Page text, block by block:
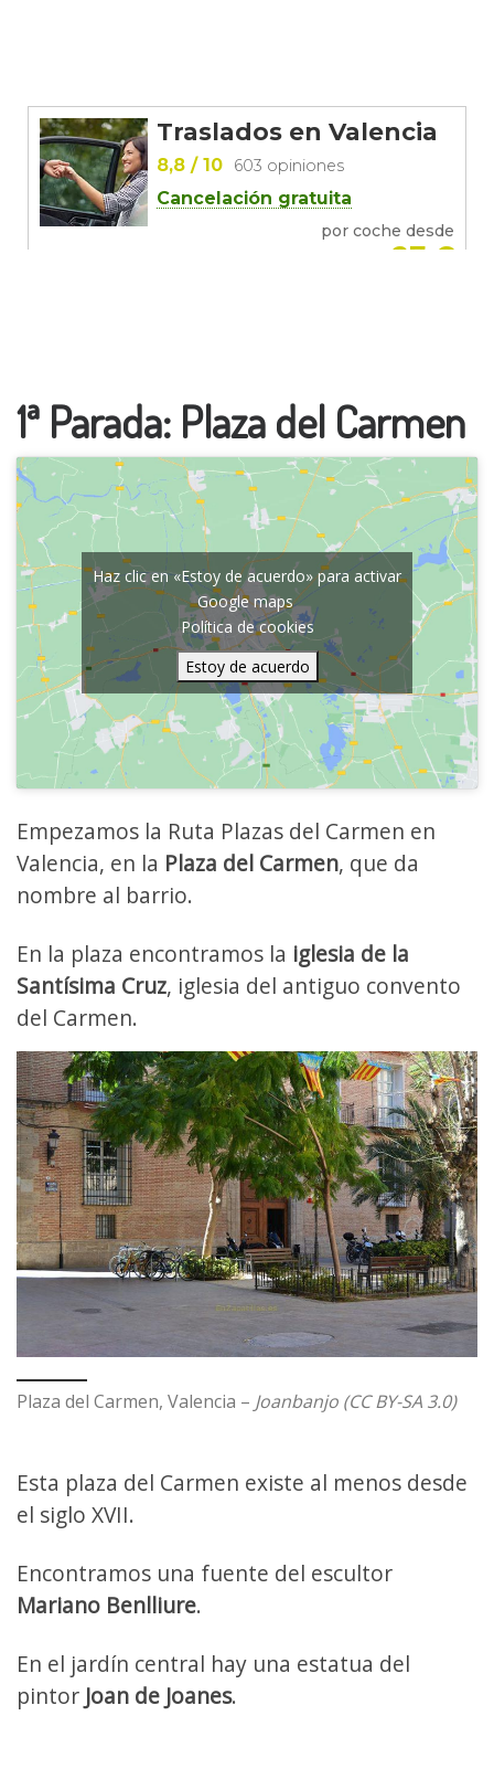
1ª Parada: Plaza del Carmen
Haz clic en «Estoy de acuerdo» para activar
Google maps
Política de cookies
Estoy de acuerdo
Empezamos la Ruta Plazas del Carmen en
Valencia, en la Plaza del Carmen, que da
nombre al barrio.
En la plaza encontramos la iglesia de la
Santísima Cruz, iglesia del antiguo convento
del Carmen.
Plaza del Carmen, Valencia – Joanbanjo (CC BY-SA 3.0)
Esta plaza del Carmen existe al menos desde
el siglo XVII.
Encontramos una fuente del escultor
Mariano Benlliure.
En el jardín central hay una estatua del
pintor Joan de Joanes.